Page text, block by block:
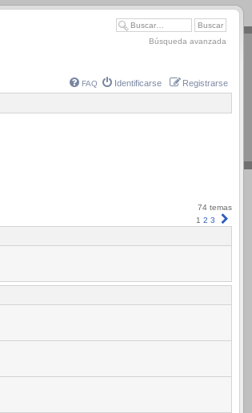
Búsqueda avanzada
FAQ Identificarse Registrarse
74 temas
1 2 3